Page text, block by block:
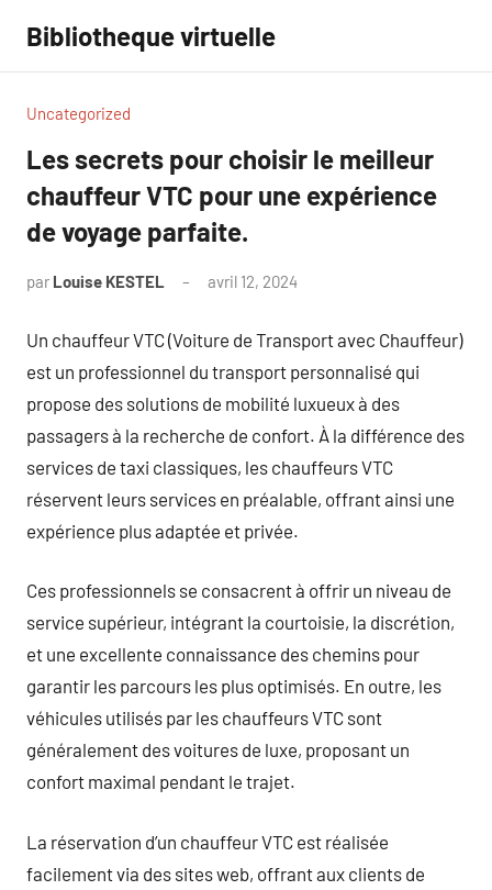
contenu
Bibliotheque virtuelle
Uncategorized
Les secrets pour choisir le meilleur
chauffeur VTC pour une expérience
de voyage parfaite.
par Louise KESTEL avril 12, 2024
Un chauffeur VTC (Voiture de Transport avec Chauffeur)
est un professionnel du transport personnalisé qui
propose des solutions de mobilité luxueux à des
passagers à la recherche de confort. À la différence des
services de taxi classiques, les chauffeurs VTC
réservent leurs services en préalable, offrant ainsi une
expérience plus adaptée et privée.
Ces professionnels se consacrent à offrir un niveau de
service supérieur, intégrant la courtoisie, la discrétion,
et une excellente connaissance des chemins pour
garantir les parcours les plus optimisés. En outre, les
véhicules utilisés par les chauffeurs VTC sont
généralement des voitures de luxe, proposant un
confort maximal pendant le trajet.
La réservation d’un chauffeur VTC est réalisée
facilement via des sites web, offrant aux clients de